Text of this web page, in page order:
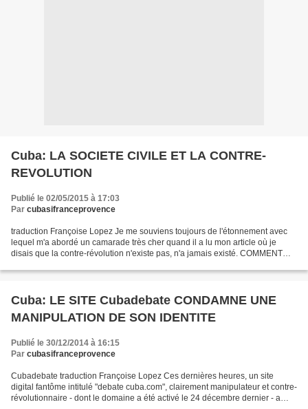
Cuba: LA SOCIETE CIVILE ET LA CONTRE-
REVOLUTION
Publié le 02/05/2015 à 17:03
Par cubasifranceprovence
traduction Françoise Lopez Je me souviens toujours de l'étonnement avec
lequel m'a abordé un camarade très cher quand il a lu mon article où je
disais que la contre-révolution n'existe pas, n'a jamais existé. COMMENT
Cuba: LE SITE Cubadebate CONDAMNE UNE
MANIPULATION DE SON IDENTITE
Publié le 30/12/2014 à 16:15
Par cubasifranceprovence
Cubadebate traduction Françoise Lopez Ces dernières heures, un site
digital fantôme intitulé "debate cuba.com", clairement manipulateur et contre-
révolutionnaire - dont le domaine a été activé le 24 décembre dernier - a